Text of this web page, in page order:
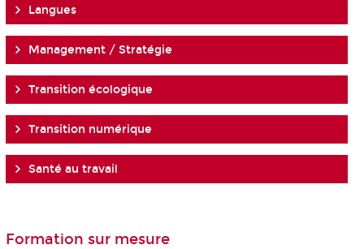
Langues
Management / Stratégie
Transition écologique
Transition numérique
Santé au travail
Formation sur mesure